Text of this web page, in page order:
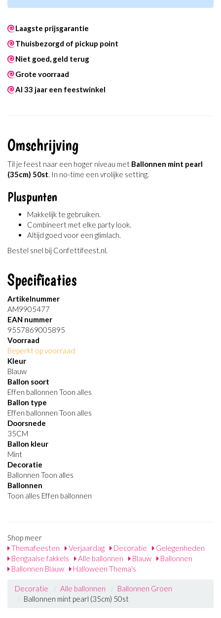
Laagste prijsgarantie
Thuisbezorgd of pickup point
Niet goed, geld terug
Grote voorraad
Al 33 jaar een feestwinkel
Omschrijving
Til je feest naar een hoger niveau met Ballonnen mint pearl
(35cm) 50st. In no-time een vrolijke setting.
Pluspunten
Makkelijk te gebruiken.
Combineert met elke party look.
Altijd goed voor een glimlach.
Bestel snel bij Confettifeest.nl.
Specificaties
Artikelnummer
AM9905477
EAN nummer
9557869005895
Voorraad
Beperkt op voorraad
Kleur
Blauw
Ballon soort
Effen ballonnen Toon alles
Ballon type
Effen ballonnen Toon alles
Doorsnede
35CM
Ballon kleur
Mint
Decoratie
Ballonnen Toon alles
Ballonnen
Toon alles Effen ballonnen
Shop meer
Themafeesten
Verjaardag Decoratie
Gelegenheden
Bengaalse fakkels
Alle ballonnen Blauw
Ballonnen
Ballonnen Blauw
Halloween Thema's
Decoratie Alle ballonnen
Ballonnen Groen
Ballonnen mint pearl (35cm) 50st